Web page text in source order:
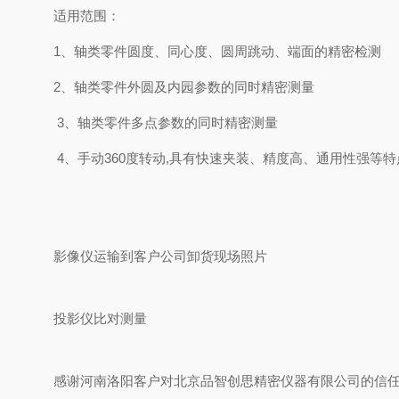
适用范围：
1 、轴类零件圆度、同心度、圆周跳动、端面的精密检测
2 、轴类零件外圆及内园参数的同时精密测量
3 、轴类零件多点参数的同时精密测量
4 、手动360度转动,具有快速夹装、精度高、通用性强等特
影像仪运输到客户公司卸货现场照片
投影仪比对测量
感谢河南洛阳客户对北京品智创思精密仪器有限公司的信任